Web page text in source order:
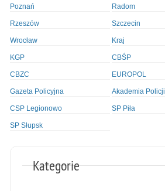
Poznań Radom
Rzeszów Szczecin
Wrocław Kraj
KGP CBŚP
CBZC EUROPOL
Gazeta Policyjna Akademia Policji
CSP Legionowo SP Piła
SP Słupsk
Kategorie